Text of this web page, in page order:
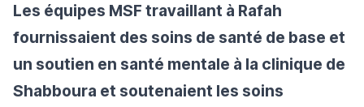
Les équipes MSF travaillant à Rafah
fournissaient des soins de santé de base et
un soutien en santé mentale à la clinique de
Shabboura et soutenaient les soins